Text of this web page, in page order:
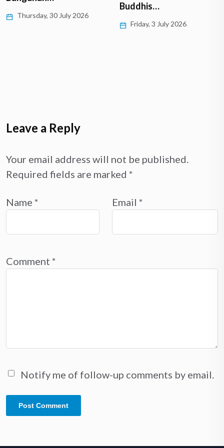
Thursday, 30 July 2026
Buddhis…
Friday, 3 July 2026
Leave a Reply
Your email address will not be published.
Required fields are marked *
Name * Email *
Comment *
Notify me of follow-up comments by email.